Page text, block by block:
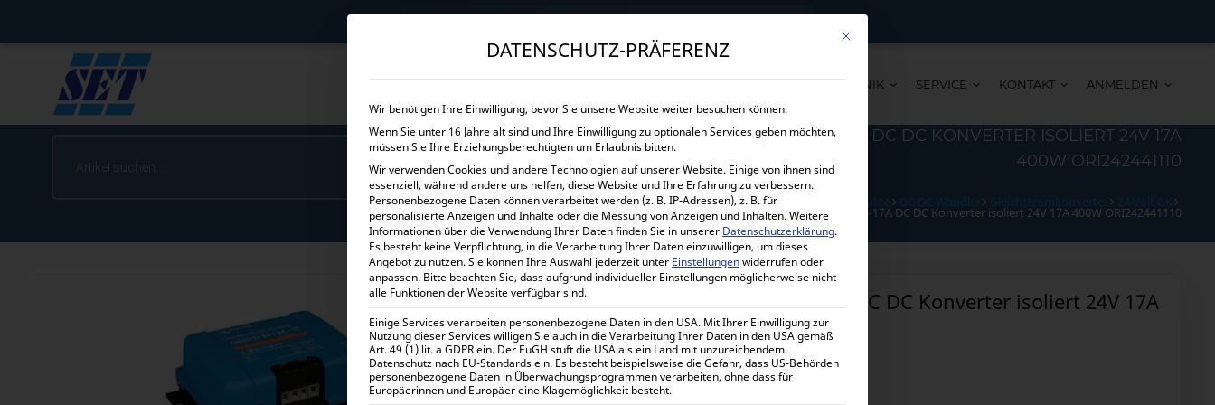
→
START UNTERNEHMEN SHOP LEISTUNGEN TECHNIK SERVICE KONTAKT ANMELDEN
VICTRON ENERGY ORION-TR 24/24-17A DC DC KONVERTER ISOLIERT 24V 17A
400W ORI242441110
Home
Victron Energy Orion-Tr 24/24-17A DC DC Konverter isoliert 24V 17A 400W ORI242441110
156,68€ inkl. 0% MwSt.
Victron Energy Orion-Tr 24/24-17A DC DC Konverter isoliert 24V 17A
400W ORI242441110
Mit diesem Button wird der Dialog geschlossen. Seine Funktionalität ist
DATENSCHUTZ-PRÄFERENZ
Wir benötigen Ihre Einwilligung, bevor Sie unsere Website weiter besuchen können.
Wenn Sie unter 16 Jahre alt sind und Ihre Einwilligung zu optionalen Services geben möchten,
müssen Sie Ihre Erziehungsberechtigten um Erlaubnis bitten.
Wir verwenden Cookies und andere Technologien auf unserer Website. Einige von ihnen sind
essenziell, während andere uns helfen, diese Website und Ihre Erfahrung zu verbessern.
Personenbezogene Daten können verarbeitet werden (z. B. IP-Adressen), z. B. für
personalisierte Anzeigen und Inhalte oder die Messung von Anzeigen und Inhalten.Weitere
Informationen über die Verwendung Ihrer Daten finden Sie in unserer Datenschutzerklärung.
Es besteht keine Verpflichtung, in die Verarbeitung Ihrer Daten einzuwilligen, um dieses
Angebot zu nutzen.Sie können Ihre Auswahl jederzeit unter Einstellungenwiderrufen oder
anpassen. Bitte beachten Sie, dass aufgrund individueller Einstellungen möglicherweise nicht
alle Funktionen der Website verfügbar sind.
Einige Services verarbeiten personenbezogene Daten in den USA. Mit Ihrer Einwilligung zur
Nutzung dieser Services willigen Sie auch in die Verarbeitung Ihrer Daten in den USA gemäß
Art. 49 (1) lit. a GDPR ein. Der EuGH stuft die USA als ein Land mit unzureichendem
Datenschutz nach EU-Standards ein. Es besteht beispielsweise die Gefahr, dass US-Behörden
personenbezogene Daten in Überwachungsprogrammen verarbeiten, ohne dass für
Europäerinnen und Europäer eine Klagemöglichkeit besteht.